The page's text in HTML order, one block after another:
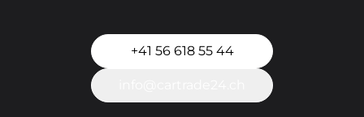
+41 56 618 55 44